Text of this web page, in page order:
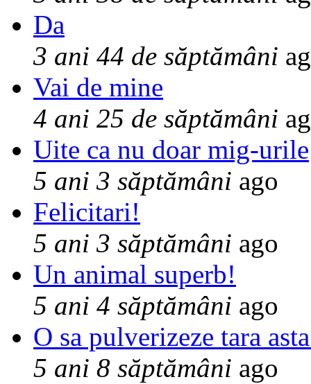
Da
3 ani 44 de săptămâni
Vai de mine
4 ani 25 de săptămâni
Uite ca nu doar mig-urile
5 ani 3 săptămâni ago
Felicitari!
5 ani 3 săptămâni ago
Un animal superb!
5 ani 4 săptămâni ago
O sa pulverizeze tara
5 ani 8 săptămâni ago